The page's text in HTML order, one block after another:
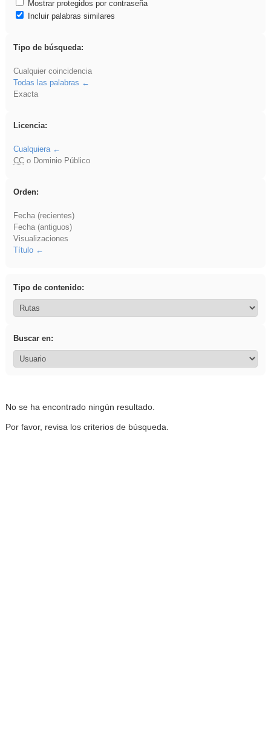
Mostrar protegidos por contraseña
Incluir palabras similares
Tipo de búsqueda:
Cualquier coincidencia
Todas las palabras
Exacta
Licencia:
Cualquiera
CCo Dominio Público
Orden:
Fecha (recientes)
Fecha (antiguos)
Visualizaciones
Título
Tipo de contenido:
Buscar en:
No se ha encontrado ningún resultado.
Por favor, revisa los criterios de búsqueda.